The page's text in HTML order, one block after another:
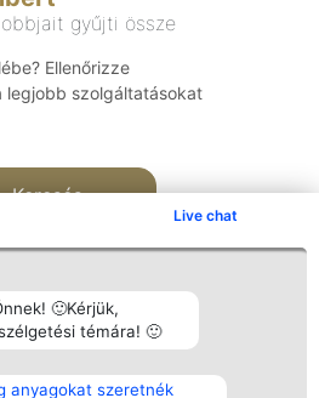
Live chat
🙂Kérjük,
témára! 🙂
anyagokat szeretnék
gyűjti össze
Ellenőrizze
legjobb szolgáltatásokat
Keresés
Népszavazás
Nyertesek
Elérhetőség
Elérhetőség